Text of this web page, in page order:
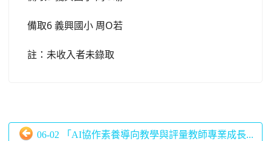
備取6 義興國小 周O若
註：未收入者未錄取
06-02 「AI協作素養導向教學與評量教師專業成長...